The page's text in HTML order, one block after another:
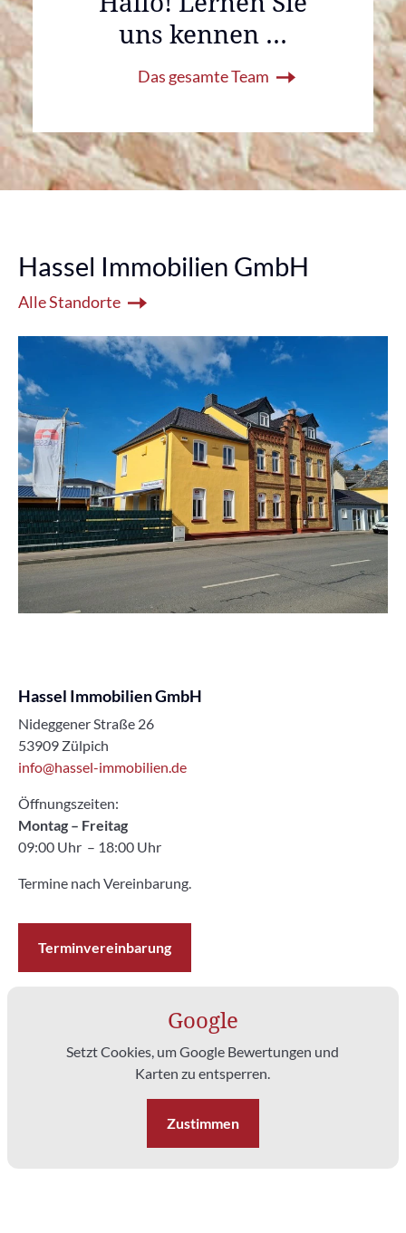
uns kennen …
Das gesamte Team
Hassel Immobilien GmbH
Alle Standorte
Hassel Immobilien GmbH
Nideggener Straße 26
53909 Zülpich
info@hassel-immobilien.de
Öffnungszeiten:
Montag – Freitag
09:00 Uhr – 18:00 Uhr
Termine nach Vereinbarung.
Terminvereinbarung
Google
Setzt Cookies, um Google Bewertungen und
Karten zu entsperren.
Zustimmen